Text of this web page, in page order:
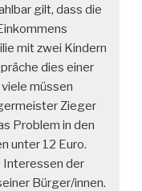
gilt, dass die
mit zwei Kindern
dies einer
müssen
Zieger
Problem in den
unter 12 Euro.
Interessen der
Bürger/innen.